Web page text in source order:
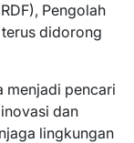
Pengolah
didorong
menjadi pencari
dan
lingkungan